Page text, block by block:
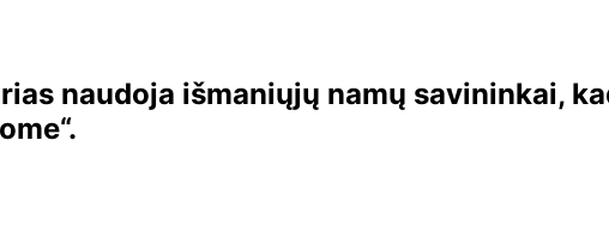
naudoja išmaniųjų namų savininkai,